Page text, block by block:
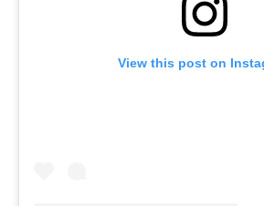
View this post on